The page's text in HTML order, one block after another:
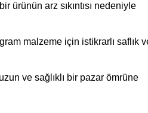
ürünün arz sıkıntısı nedeniyle
malzeme için istikrarlı saflık
ve sağlıklı bir pazar ömrüne